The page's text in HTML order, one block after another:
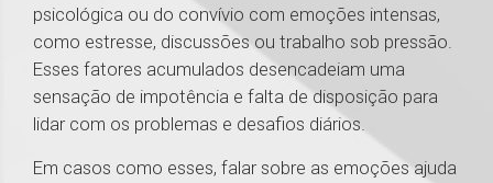
psicológica ou do convívio com emoções intensas,
como estresse, discussões ou trabalho sob pressão.
Esses fatores acumulados desencadeiam uma
sensação de impotência e falta de disposição para
lidar com os problemas e desafios diários.
Em casos como esses, falar sobre as emoções ajuda